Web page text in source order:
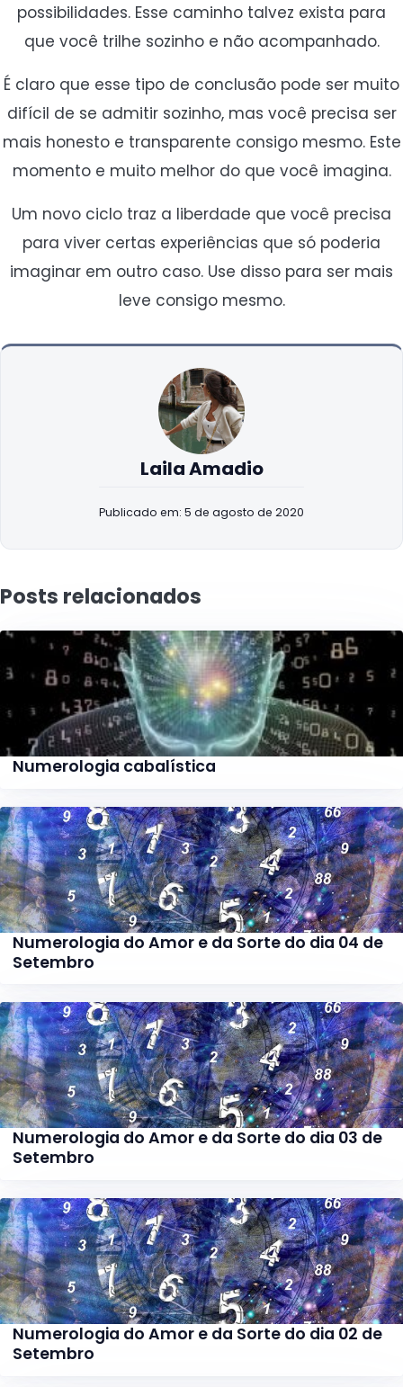
possibilidades. Esse caminho talvez exista para
que você trilhe sozinho e não acompanhado.
É claro que esse tipo de conclusão pode ser muito
difícil de se admitir sozinho, mas você precisa ser
mais honesto e transparente consigo mesmo. Este
momento e muito melhor do que você imagina.
Um novo ciclo traz a liberdade que você precisa
para viver certas experiências que só poderia
imaginar em outro caso. Use disso para ser mais
leve consigo mesmo.
Laila Amadio
Publicado em: 5 de agosto de 2020
Posts relacionados
Numerologia cabalística
Numerologia do Amor e da Sorte do dia 04 de
Setembro
Numerologia do Amor e da Sorte do dia 03 de
Setembro
Numerologia do Amor e da Sorte do dia 02 de
Setembro